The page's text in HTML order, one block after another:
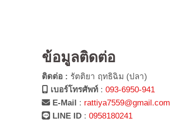
ข้อมูลติดต่อ
ติดต่อ : รัตติยา ฤทธิฉิม (ปลา)
เบอร์โทรศัพท์ :093-6950-941
E-Mail : rattiya7559@gmail.com
LINE ID :0958180241